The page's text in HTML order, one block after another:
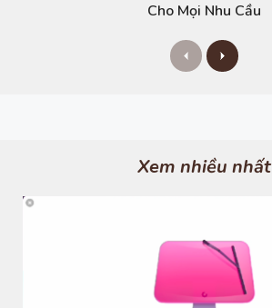
Cho Mọi Nhu Cầu
P
r
s
N
e
Xem nhiều nhất